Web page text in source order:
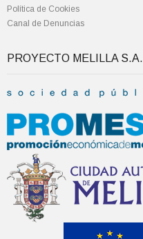
Política de Cookies
Canal de Denuncias
PROYECTO MELILLA S.A.